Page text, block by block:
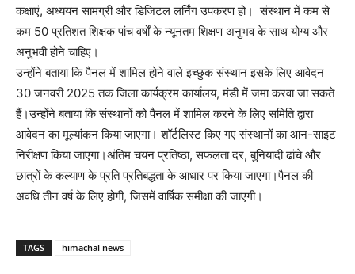
कक्षाएं, अध्ययन सामग्री और डिजिटल लर्निंग उपकरण हो। संस्थान में कम से
कम 50 प्रतिशत शिक्षक पांच वर्षों के न्यूनतम शिक्षण अनुभव के साथ योग्य और
अनुभवी होने चाहिए।
उन्होंने बताया कि पैनल में शामिल होने वाले इच्छुक संस्थान इसके लिए आवेदन
30 जनवरी 2025 तक जिला कार्यक्रम कार्यालय, मंडी में जमा करवा जा सकते
हैं।उन्होंने बताया कि संस्थानों को पैनल में शामिल करने के लिए समिति द्वारा
आवेदन का मूल्यांकन किया जाएगा। शॉर्टलिस्ट किए गए संस्थानों का आन-साइट
निरीक्षण किया जाएगा।अंतिम चयन प्रतिष्ठा, सफलता दर, बुनियादी ढांचे और
छात्रों के कल्याण के प्रति प्रतिबद्धता के आधार पर किया जाएगा।पैनल की
अवधि तीन वर्ष के लिए होगी, जिसमें वार्षिक समीक्षा की जाएगी।
TAGS himachal news